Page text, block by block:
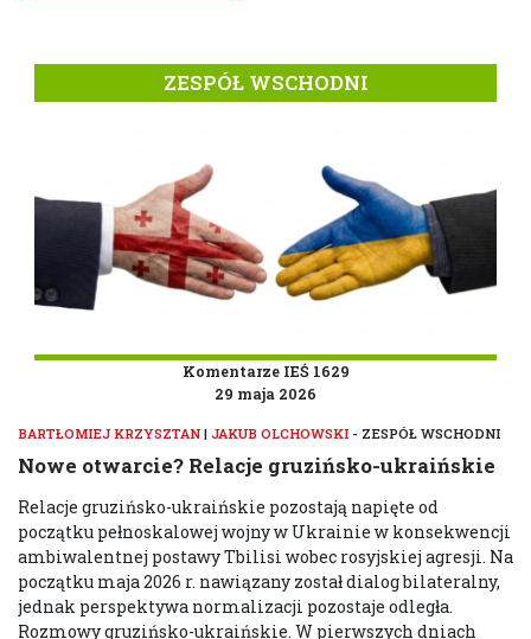
ZESPÓŁ WSCHODNI
Komentarze IEŚ 1629
29 maja 2026
BARTŁOMIEJ KRZYSZTAN | JAKUB OLCHOWSKI - ZESPÓŁ WSCHODNI
Nowe otwarcie? Relacje gruzińsko-ukraińskie
Relacje gruzińsko-ukraińskie pozostają napięte od
początku pełnoskalowej wojny w Ukrainie w konsekwencji
ambiwalentnej postawy Tbilisi wobec rosyjskiej agresji. Na
początku maja 2026 r. nawiązany został dialog bilateralny,
jednak perspektywa normalizacji pozostaje odległa.
Rozmowy gruzińsko-ukraińskie. W pierwszych dniach